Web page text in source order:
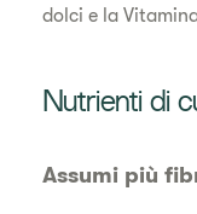
dolci e la
Nutrienti di
Assumi più